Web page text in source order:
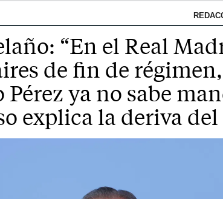
“En el Real
de fin de régimen,
ya no sabe
explica la deriva del